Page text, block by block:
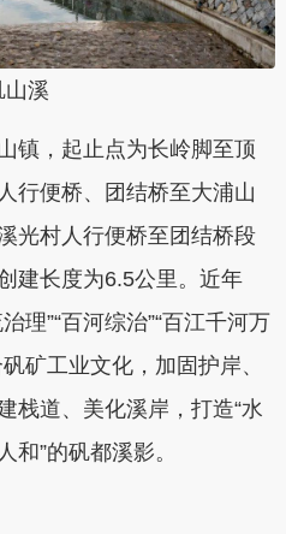
山溪
镇，起止点为长岭脚至顶
行便桥、团结桥至大浦山
光村人行便桥至团结桥段
建长度为6.5公里。近年
理”“百河综治”“百江千河万
矿工业文化，加固护岸、
栈道、美化溪岸，打造“水
和”的矾都溪影。